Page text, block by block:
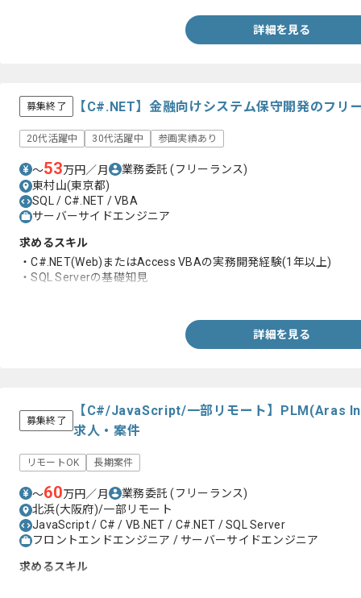
詳細を見る
募集終了 【C#.NET】金融向けシステム保守開発のフリ
20代活躍中 30代活躍中 参画実績あり
〜53万円／月 業務委託(フリーランス)
東村山(東京都)
SQL / C#.NET / VBA
サーバーサイドエンジニア
求めるスキル
・C#.NET(Web)またはAccess VBAの実務開発経験(1年以上)
・SQL Serverの基礎知見
詳細を見る
募集終了
【C#/JavaScript/一部リモート】PLM(Aras
求人・案件
リモートOK 長期案件
〜60万円／月 業務委託(フリーランス)
北浜(大阪府)/一部リモート
JavaScript / C# / VB.NET / C#.NET / SQL Server
フロントエンドエンジニア / サーバーサイドエンジニア
求めるスキル